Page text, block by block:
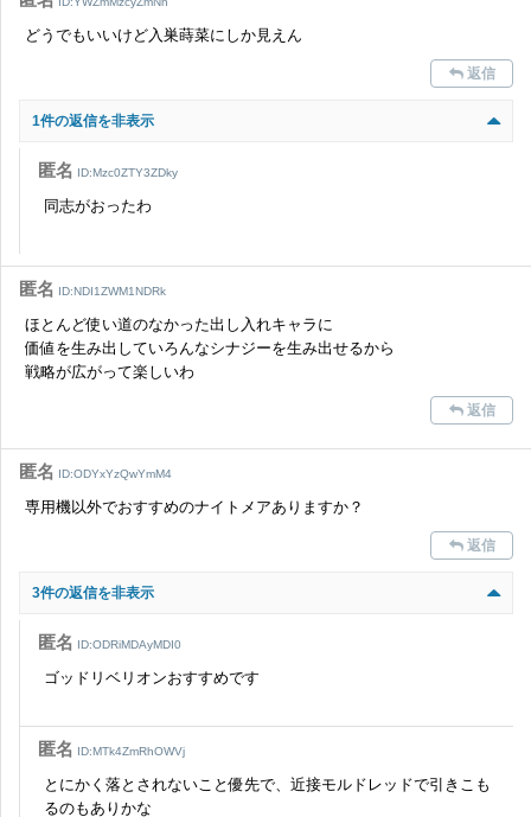
どうでもいいけど入巣蒔菜にしか見えん
返信
1件の返信を非表示
匿名 ID:Mzc0ZTY3ZDky
同志がおったわ
匿名 ID:NDI1ZWM1NDRk
ほとんど使い道のなかった出し入れキャラに
価値を生み出していろんなシナジーを生み出せるから
戦略が広がって楽しいわ
返信
匿名 ID:ODYxYzQwYmM4
専用機以外でおすすめのナイトメアありますか？
返信
3件の返信を非表示
匿名 ID:ODRiMDAyMDI0
ゴッドリベリオンおすすめです
匿名 ID:MTk4ZmRhOWVj
とにかく落とされないこと優先で、近接モルドレッドで引きこも
るのもありかな